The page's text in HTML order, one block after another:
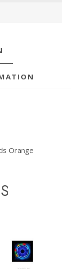
Orange